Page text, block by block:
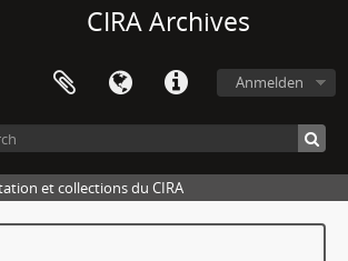
CIRA Archives
Anmelden
et collections du CIRA